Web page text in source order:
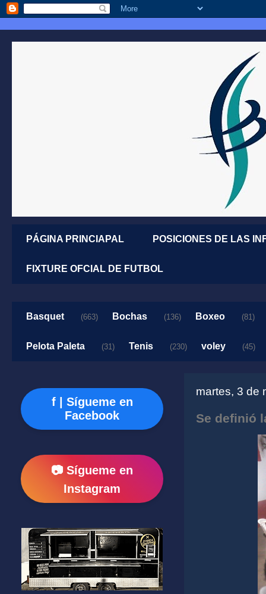
PÁGINA PRINCIAPAL POSICIONES DE LAS
FIXTURE OFCIAL DE FUTBOL
Basquet (663) Bochas (136) Boxeo (81)
Pelota Paleta (31) Tenis (230) voley (45)
martes, 3 de
Se definió
f | Sígueme en
Facebook
📷 Sígueme en
Instagram